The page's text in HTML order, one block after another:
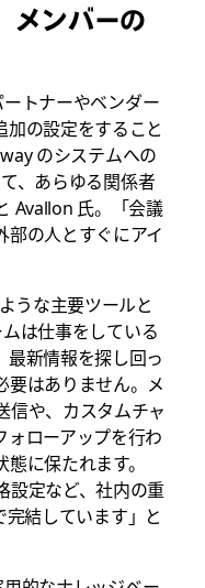
メンバーの
トナーやベンダー
加の設定をすること
のシステムへの
、あらゆる関係者
Avallon 氏。「会議
部の人とすぐにアイ
うな主要ツールと
は仕事をしている
最新情報を探し回っ
要はありません。メ
信や、カスタムチャ
ォローアップを行わ
に保たれます。
設定など、社内の重
結しています」と